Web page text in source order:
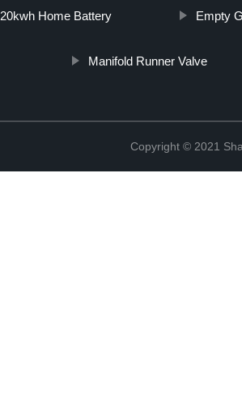
20kwh Home Battery Empty
Manifold Runner Valve
Copyright © 2021